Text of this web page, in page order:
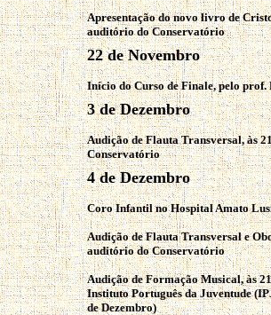
Apresentação do novo livro de
auditório do Conservatório
22 de Novembro
Início do Curso de Finale, pelo prof.
3 de Dezembro
Audição de Flauta Transversal, às
Conservatório
4 de Dezembro
Coro Infantil no Hospital Amato
Audição de Flauta Transversal e
auditório do Conservatório
Audição de Formação Musical, às
Instituto Português da Juventude
de Dezembro)